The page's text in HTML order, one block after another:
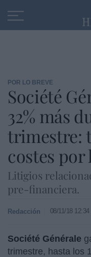
POR LO BREVE
Société
32% más
trimestre:
costes por
Litigios
pre-financiera.
Redacción 08/11/18 12:34
Société Générale
trimestre, hasta los